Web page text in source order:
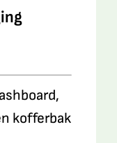
kofferbak